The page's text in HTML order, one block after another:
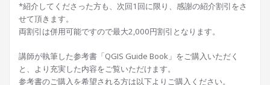
*紹介してくださった方も、次回1回に限り、感謝の紹介割引をさ
せて頂きます。
両割引は併用可能ですので最大2,000円割引となります。
講師が執筆した参考書「QGIS Guide Book」をご購入いただく
と、より充実した内容をご覧いただけます。
参考書のご購入を希望される方は以下よりご購入ください。